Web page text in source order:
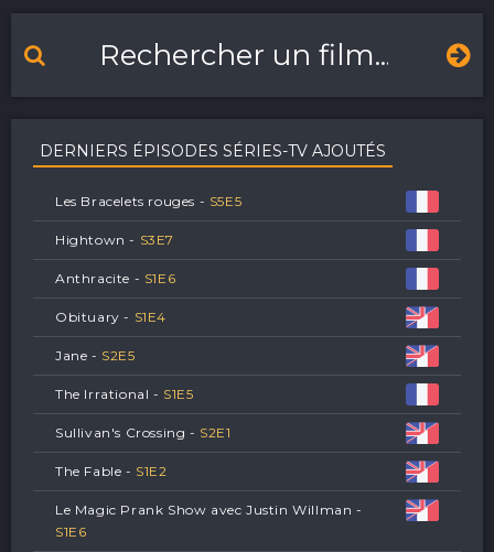
DERNIERS ÉPISODES SÉRIES-TV AJOUTÉS
Les Bracelets rouges - S5E5
Hightown - S3 E7
Anthracite - S1 E 6
Obituary - S1 E4
Jane - S2E5
The Irrational - S1E5
Sullivan's Crossing - S2E1
The Fable - S1E2
Le Magic Prank Show avec Justin Willman -
S1E 6